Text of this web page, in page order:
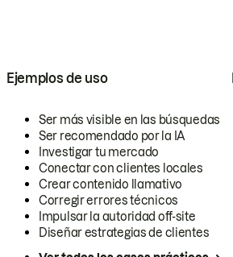
Ejemplos de uso
Ser más visible en las búsquedas
Ser recomendado por la IA
Investigar tu mercado
Conectar con clientes locales
Crear contenido llamativo
Corregir errores técnicos
Impulsar la autoridad off-site
Diseñar estrategias de clientes